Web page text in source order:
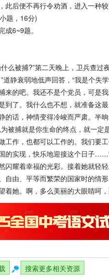
此后便不再行令劝酒，进入一种较
题，16分)
6~9题。
被捕?”第二天晚上，卫兵查过
静衰弱地低声回答，“我是个失
来的吧。我还不是个党员，可是
到了。我什么也不想，就准备这
话，神情变得冷峻而严肃。半
被捕就是你生命的终点，就一
作，也都可以工作的。我们要
的实现，快乐地迎接这个日子
闪耀着幸福的光彩。接着她就轻
自由、平等而繁荣的国家时的情形
她。啊，多么美丽的大眼睛呵，
搜索更多相关资源